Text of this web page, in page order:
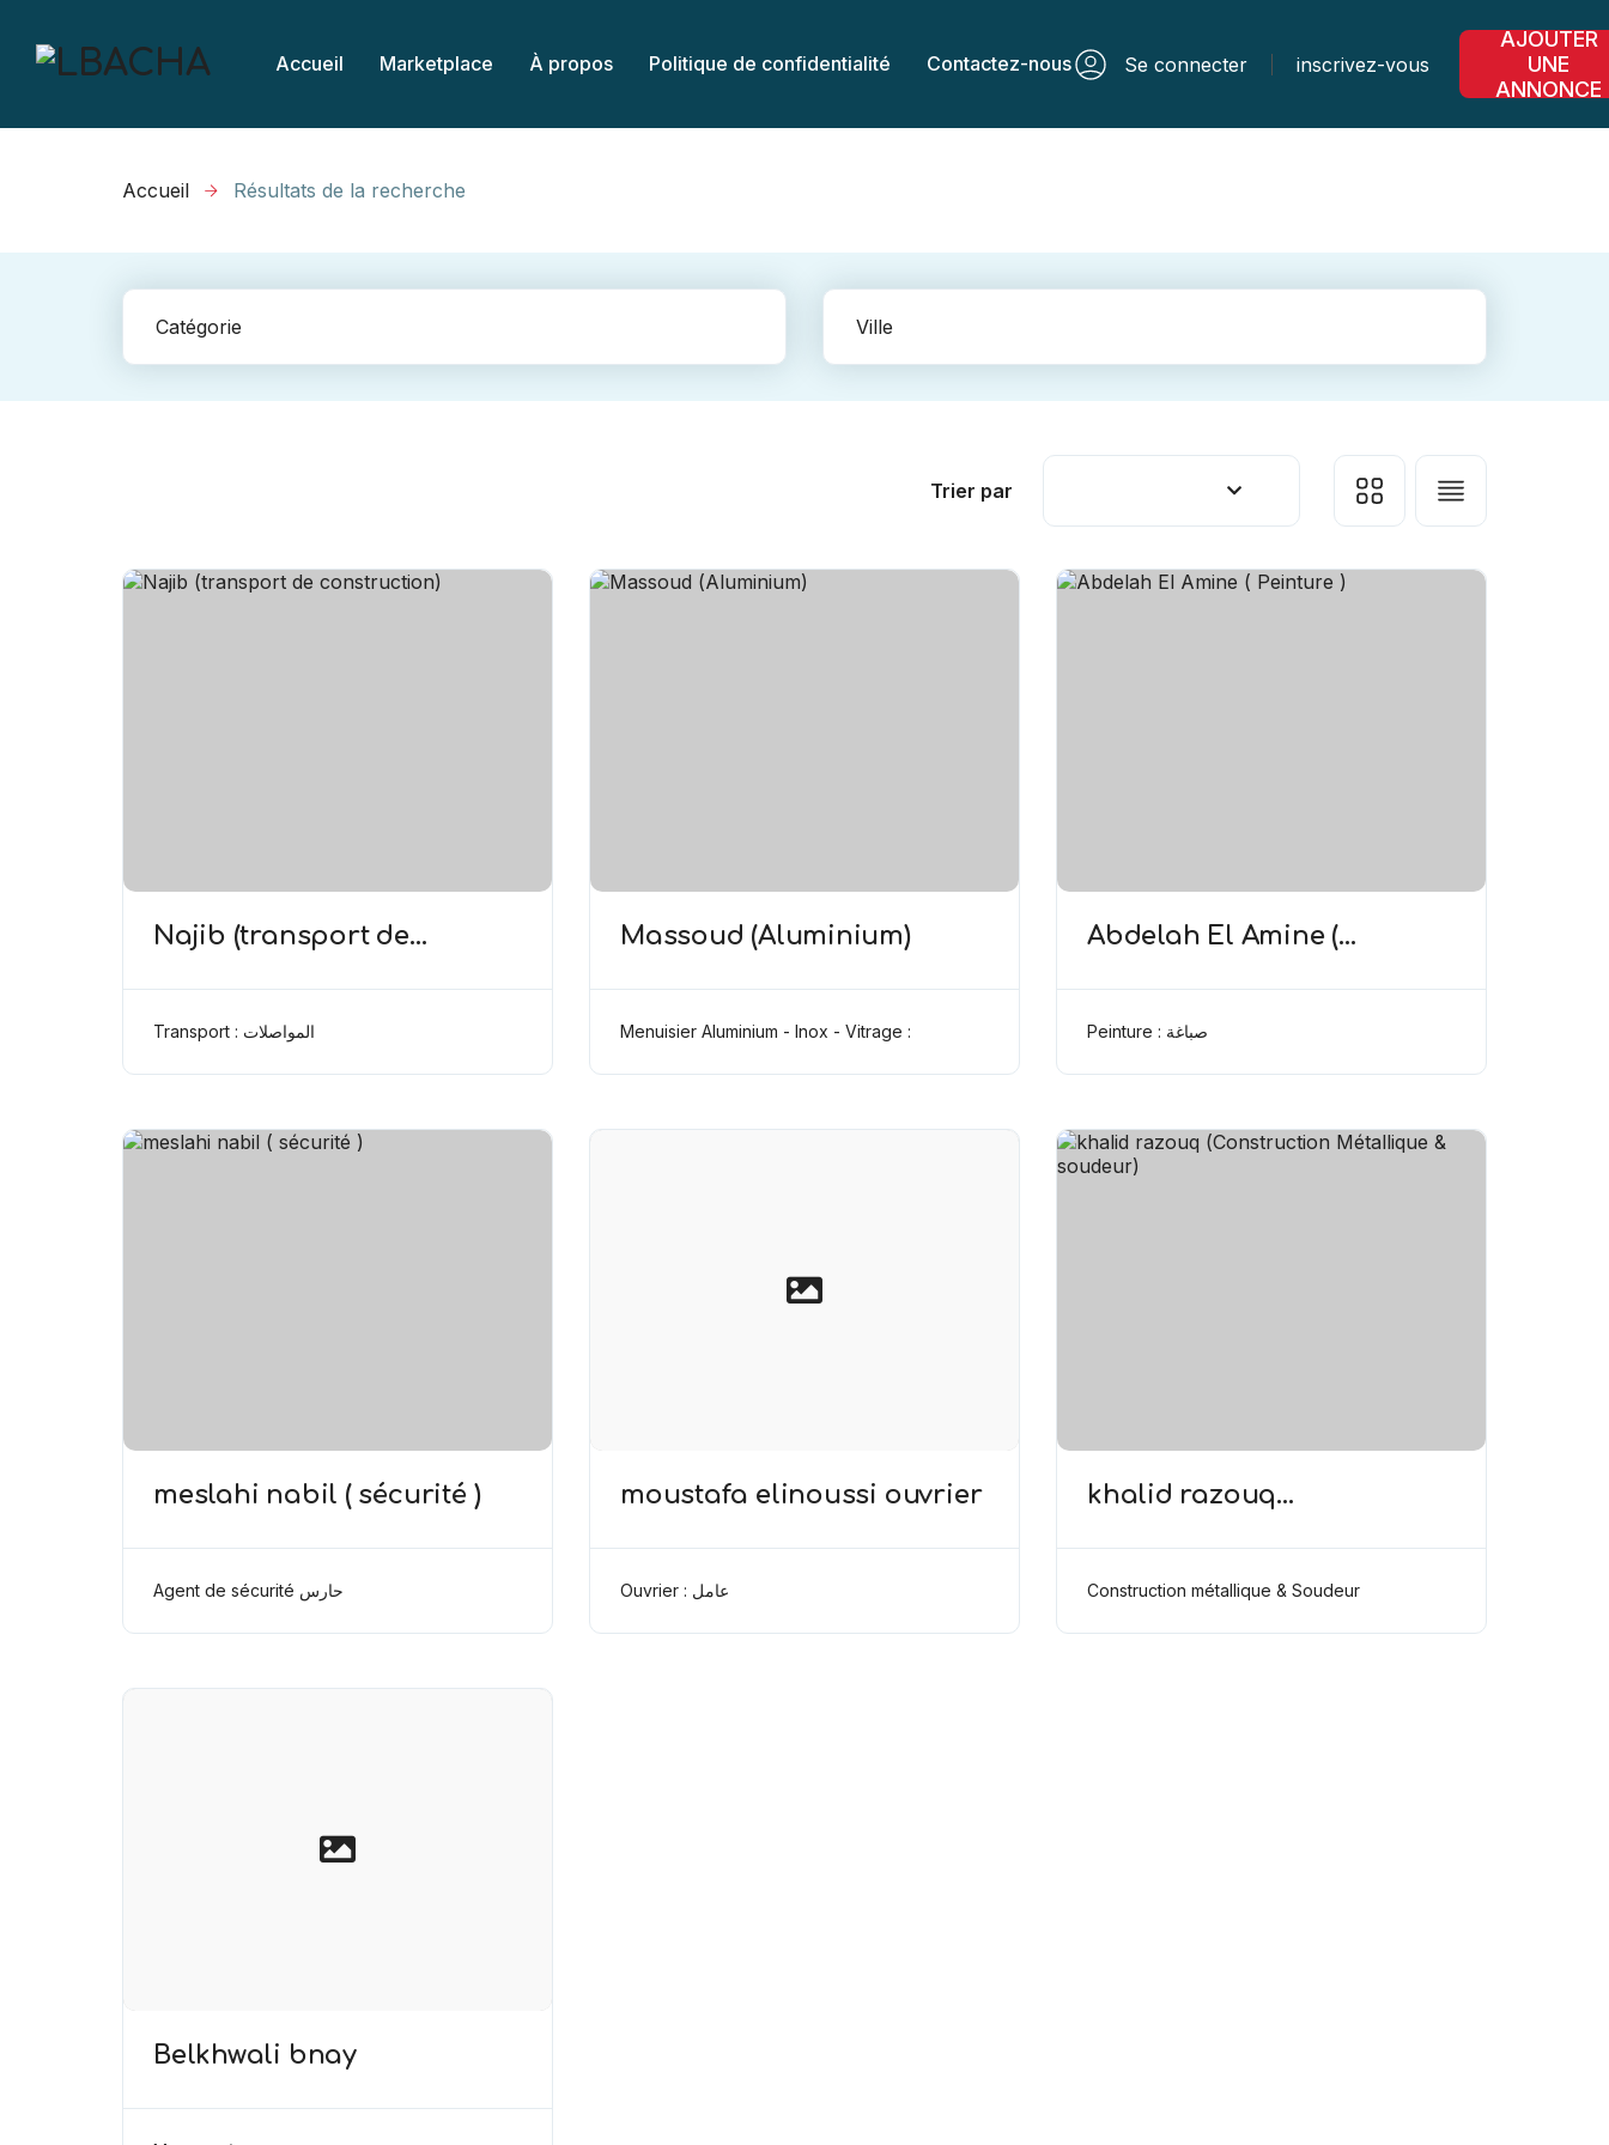
Accueil Marketplace À propos Politique de confidentialité Contactez-nous Se connecter inscrivez-vous
AJOUTER
UNE
ANNONCE
Accueil Résultats de la recherche
Catégorie Ville
Trier par
Najib (transport de
Transport : المواصلات
Massoud (Aluminium)
Menuisier Aluminium - Inox - Vitrage :
Abdelah El Amine (
Peinture : صباغة
meslahi nabil ( sécurité )
Agent de sécurité حارس
moustafa elinoussi ouvrier
Ouvrier : عامل
khalid razouq
soudeur)
Construction métallique & Soudeur
Belkhwali bnay